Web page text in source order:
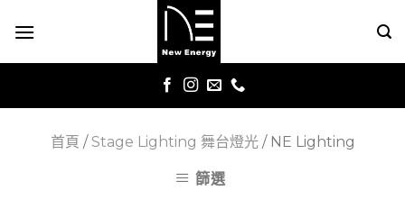
首頁 /Stage Lighting 舞台燈光 / NE Lighting
篩選